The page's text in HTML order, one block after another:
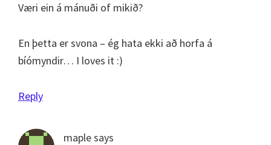
Væri ein á mánuði of mikið?
En þetta er svona – ég hata ekki að horfa á
bíómyndir… I loves it :)
Reply
maplesays